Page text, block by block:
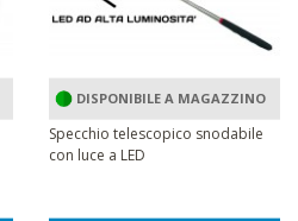
DISPONIBILE A MAGAZZINO
Specchio telescopico snodabile
con luce a LED